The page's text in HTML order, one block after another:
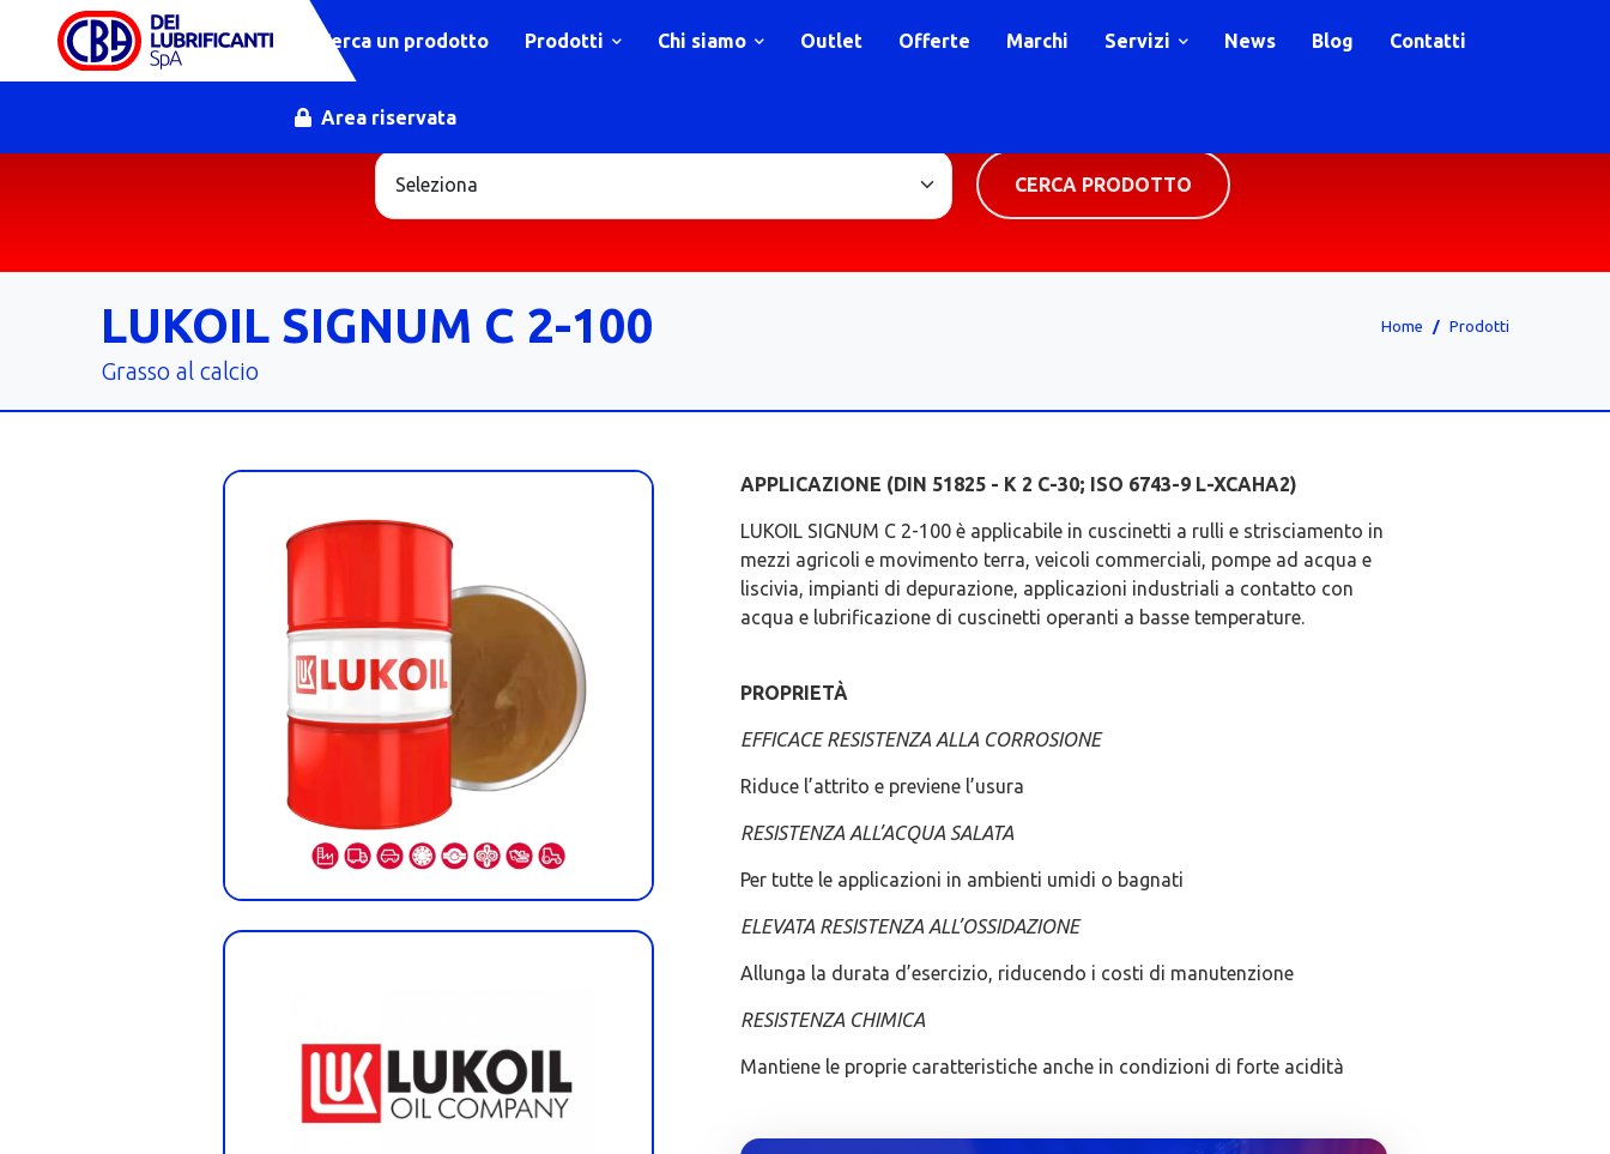
Cerca un prodotto Prodotti Chi siamo Outlet Offerte Marchi Servizi News Blog Contatti
Area riservata
CERCA PRODOTTO
LUKOIL SIGNUM C 2-100
Grasso al calcio
Home Prodotti
APPLICAZIONE (DIN 51825 - K 2 C-30; ISO 6743-9 L-XCAHA2)
LUKOIL SIGNUM C 2-100 è applicabile in cuscinetti a rulli e strisciamento in
mezzi agricoli e movimento terra, veicoli commerciali, pompe ad acqua e
liscivia, impianti di depurazione, applicazioni industriali a contatto con
acqua e lubrificazione di cuscinetti operanti a basse temperature.
PROPRIETÀ
EFFICACE RESISTENZA ALLA CORROSIONE
Riduce l’attrito e previene l’usura
RESISTENZA ALL’ACQUA SALATA
Per tutte le applicazioni in ambienti umidi o bagnati
ELEVATA RESISTENZA ALL’OSSIDAZIONE
Allunga la durata d’esercizio, riducendo i costi di manutenzione
RESISTENZA CHIMICA
Mantiene le proprie caratteristiche anche in condizioni di forte acidità